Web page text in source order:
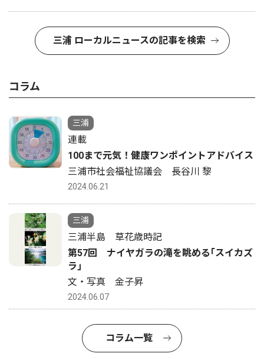
三浦 ローカルニュースの記事を検索
コラム
三浦
連載
100まで元気！健康ワンポイントアドバイス
三浦市社会福祉協議会 長谷川 黎
2024.06.21
三浦
三浦半島 草花歳時記
第57回 ナイヤガラの滝を眺める｢スイカズ
ラ｣
文・写真 金子昇
2024.06.07
コラム一覧